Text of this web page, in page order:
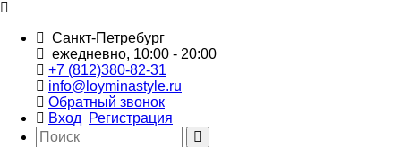
Санкт-Петребург
ежедневно, 10:00 - 20:00
+7 (812)380-82-31
info@loyminastyle.ru
Обратный звонок
Вход
Регистрация